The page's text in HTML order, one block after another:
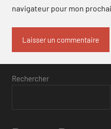
navigateur pour mon
Rechercher